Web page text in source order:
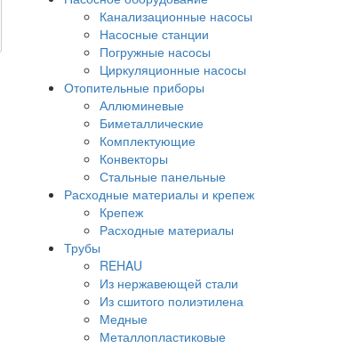
Канализационные насосы
Насосные станции
Погружные насосы
Циркуляционные насосы
Отопительные приборы
Аллюминевые
Биметаллические
Комплектующие
Конвекторы
Стальные панельные
Расходные материалы и крепеж
Крепеж
Расходные материалы
Трубы
REHAU
Из нержавеющей стали
Из сшитого полиэтилена
Медные
Металлопластиковые